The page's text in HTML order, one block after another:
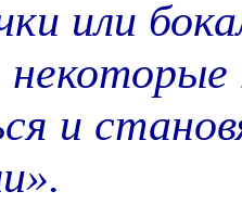
или
и